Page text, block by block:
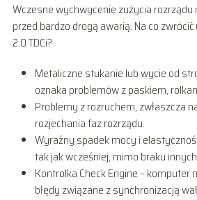
Wczesne wychwycenie zużycia rozrządu
przed bardzo drogą awarią. Na co
2.0 TDCi?
Metaliczne stukanie lub wycie od
oznaka problemów z paskiem,
Problemy z rozruchem, zwłaszcza
rozjechania faz rozrządu.
Wyraźny spadek mocy i
tak jak wcześniej, mimo braku
Kontrolka Check Engine –
błędy związane z synchronizacją